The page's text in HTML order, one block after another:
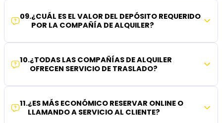
09.¿CUÁL ES EL VALOR DEL DEPÓSITO REQUERIDO
POR LA COMPAÑÍA DE ALQUILER?
10.¿TODAS LAS COMPAÑÍAS DE ALQUILER
OFRECEN SERVICIO DE TRASLADO?
11.¿ES MÁS ECONÓMICO RESERVAR ONLINE O
LLAMANDO A SERVICIO AL CLIENTE?